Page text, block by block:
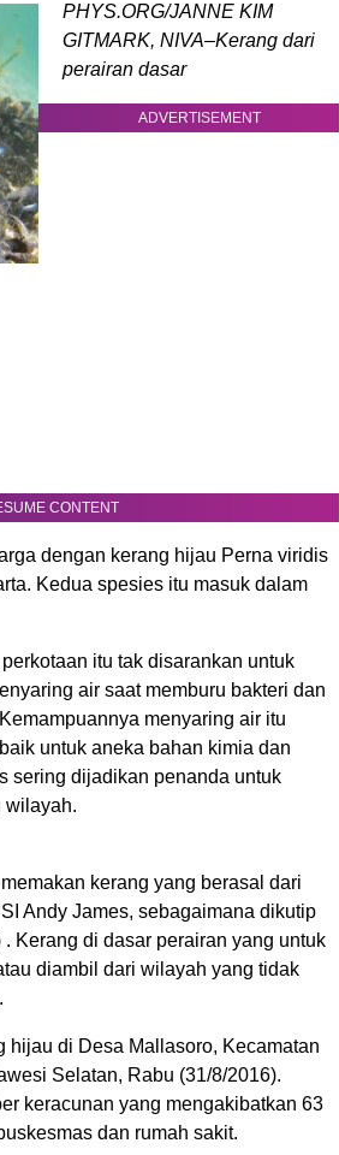
PHYS.ORG/JANNE KIM
GITMARK, NIVA–Kerang dari
perairan dasar
ADVERTISEMENT
CONTENT
dengan kerang hijau Perna viridis
Kedua spesies itu masuk dalam
itu tak disarankan untuk
air saat memburu bakteri dan
menyaring air itu
untuk aneka bahan kimia dan
sering dijadikan penanda untuk
wilayah.
kerang yang berasal dari
Andy James, sebagaimana dikutip
Kerang di dasar perairan yang untuk
diambil dari wilayah yang tidak
hijau di Desa Mallasoro, Kecamatan
Selatan, Rabu (31/8/2016).
keracunan yang mengakibatkan 63
dan rumah sakit.